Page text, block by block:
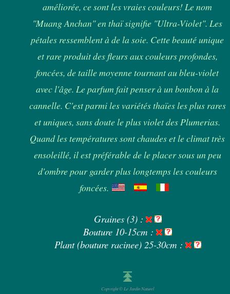
améliorée, ce sont les vraies couleurs! Le nom
"Muang Anchan" en thaï signifie "Ultra-Violet". Les
pétales ressemblent à de la soie. Cette beauté unique
et rare produit des fleurs aux couleurs profondes,
foncées, de taille moyenne tournant au bleu-violet
avec l'âge. Le parfum fait penser à un bonbon à la
cannelle. C'est parmi les variétés thaïes les plus rares
et uniques, sans doute le plus violet des Plumerias.
Quand les températures sont chaudes et le climat très
ensoleillé, il est préférable de le placer sous un peu
d'ombre pour garder plus longtemps les couleurs
foncées.
Graines (3) :
Bouture 10-15cm :
Plant (bouture racinee) 25-30cm :
Copyright © Le Jardin Naturel